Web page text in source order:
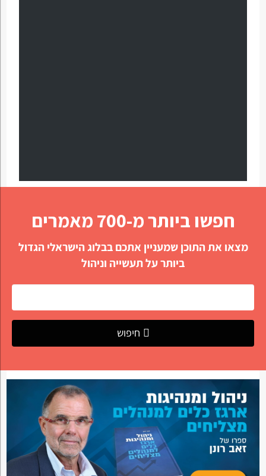
חפשו ביותר מ-700 מאמרים
מצאו את התוכן שמעניין אתכם בבלוג הישראלי הגדול
ביותר על תעשייה וניהול
חיפוש